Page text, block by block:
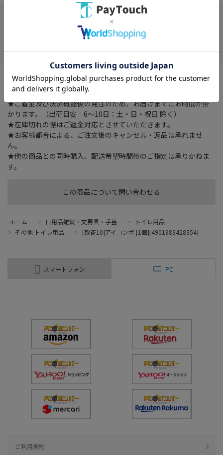
この商品について問い合わせる
在庫がありません
防汚加工のトイレも洗える
★ご注文確認後に在庫状況をお調べいたします。
★ご着金及び決済確認後の発注のため、お届けまでにお時間が掛
かります。（出荷目安 6～10日：土・日・祝日 除く）
★在庫切れの際はご返金対応とさせていただきます。
★お客様都合による、ご注文後のキャンセル・返品は承れませ
ん。
★他の商品との同時購入、配送希望時間帯のご指定は承りかねま
す。
ホーム > 日用品雑貨・文房具・手芸 >
トイレ用品
> その他 トイレ用品 > [取寄10]アイコンポ [1個][4901983428354]
スマートフォン PC
ご利用規約